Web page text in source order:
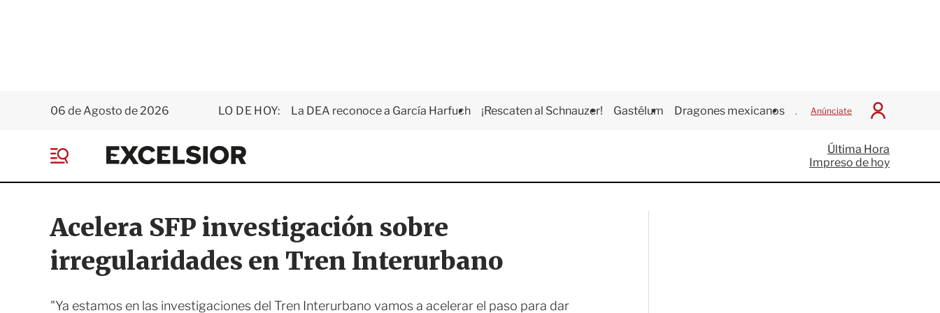
06 de Agosto de 2026 LO DE HOY: La DEA reconoce a García Harfuch ¡Rescaten al Schnauzer! Gastélum Dragones mexicanos Juegos Centroamericanos
Anúnciate
I
c
i
a
E
x
e
i
o
e
Última Hora
Impreso de hoy
Acelera SFP investigación sobre
irregularidades en Tren Interurbano
"Ya estamos en las investigaciones del Tren Interurbano vamos a acelerar el paso para dar